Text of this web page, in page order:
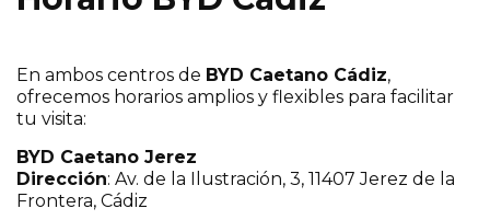
En ambos centros de BYD Caetano Cádiz,
ofrecemos horarios amplios y flexibles para facilitar
tu visita:
BYD Caetano Jerez
Dirección: Av. de la Ilustración, 3, 11407 Jerez de la
Frontera, Cádiz